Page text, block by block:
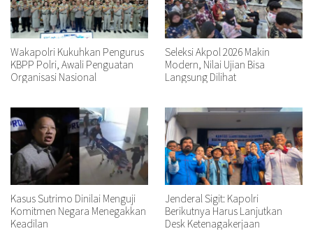
Wakapolri Kukuhkan Pengurus
KBPP Polri, Awali Penguatan
Organisasi Nasional
Seleksi Akpol 2026 Makin
Modern, Nilai Ujian Bisa
Langsung Dilihat
Kasus Sutrimo Dinilai Menguji
Komitmen Negara Menegakkan
Keadilan
Jenderal Sigit: Kapolri
Berikutnya Harus Lanjutkan
Desk Ketenagakerjaan